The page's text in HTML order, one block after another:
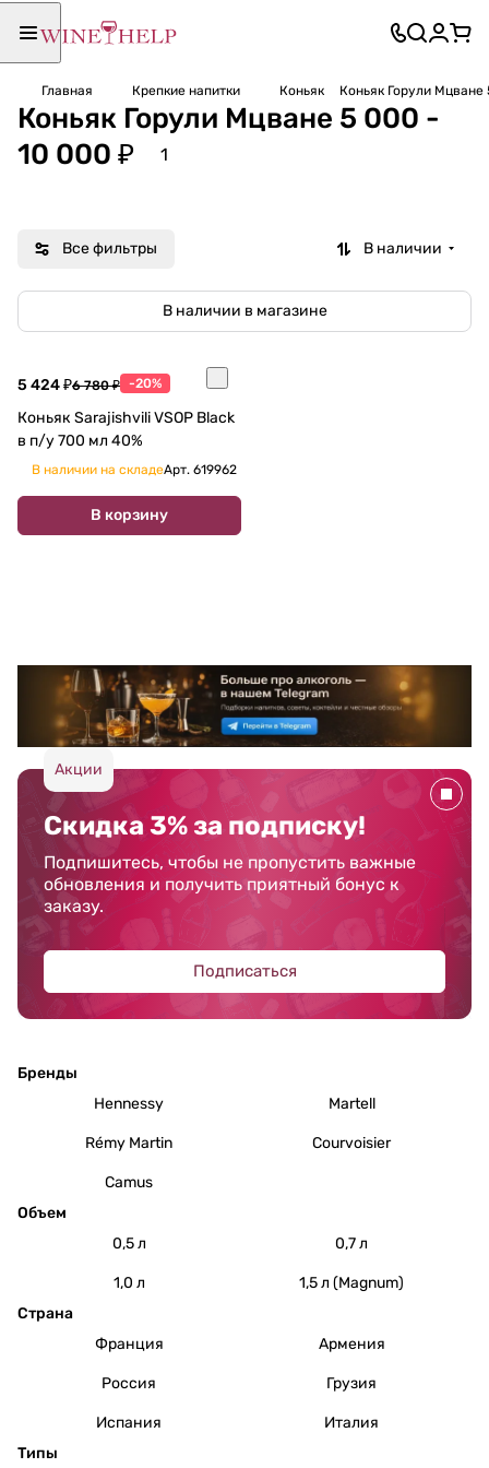
Главная Крепкие напитки Коньяк Коньяк Горули
Коньяк Горули Мцване 5 000 -
10 000 ₽
1
Все фильтры В наличии
В наличии в магазине
5 424 ₽6 780 ₽ -20%
Коньяк Sarajishvili VSOP Black
в п/у 700 мл 40%
В наличии на складеАрт. 619962
В корзину
Акции
Скидка 3% за подписку!
Подпишитесь, чтобы не пропустить важные
обновления и получить приятный бонус к
заказу.
Подписаться
Бренды
Hennessy
Martell
Rémy Martin Courvoisier
Camus
Объем
0,5 л
0,7 л
1,0 л
1,5 л (Magnum)
Страна
Франция
Армения
Россия Грузия
Испания
Италия
Типы